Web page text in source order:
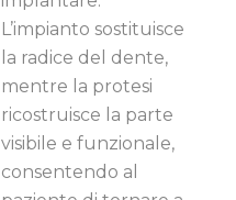
L’impianto sostituisce
la radice del dente,
mentre la protesi
ricostruisce la parte
visibile e funzionale,
consentendo al